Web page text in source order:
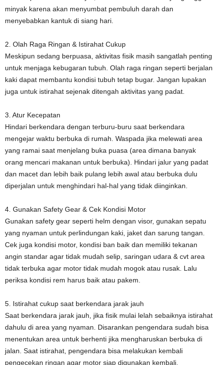
minyak karena akan menyumbat pembuluh darah dan
menyebabkan kantuk di siang hari.
2. Olah Raga Ringan & Istirahat Cukup
Meskipun sedang berpuasa, aktivitas fisik masih sangatlah penting
untuk menjaga kebugaran tubuh. Olah raga ringan seperti berjalan
kaki dapat membantu kondisi tubuh tetap bugar. Jangan lupakan
juga untuk istirahat sejenak ditengah aktivitas yang padat.
3. Atur Kecepatan
Hindari berkendara dengan terburu-buru saat berkendara
mengejar waktu berbuka di rumah. Waspada jika melewati area
yang ramai saat menjelang buka puasa (area dimana banyak
orang mencari makanan untuk berbuka). Hindari jalur yang padat
dan macet dan lebih baik pulang lebih awal atau berbuka dulu
diperjalan untuk menghindari hal-hal yang tidak diinginkan.
4. Gunakan Safety Gear & Cek Kondisi Motor
Gunakan safety gear seperti helm dengan visor, gunakan sepatu
yang nyaman untuk perlindungan kaki, jaket dan sarung tangan.
Cek juga kondisi motor, kondisi ban baik dan memiliki tekanan
angin standar agar tidak mudah selip, saringan udara & cvt area
tidak terbuka agar motor tidak mudah mogok atau rusak. Lalu
periksa kondisi rem harus baik atau pakem.
5. Istirahat cukup saat berkendara jarak jauh
Saat berkendara jarak jauh, jika fisik mulai lelah sebaiknya istirahat
dahulu di area yang nyaman. Disarankan pengendara sudah bisa
menentukan area untuk berhenti jika mengharuskan berbuka di
jalan. Saat istirahat, pengendara bisa melakukan kembali
pengecekan ringan agar motor siap digunakan kembali.